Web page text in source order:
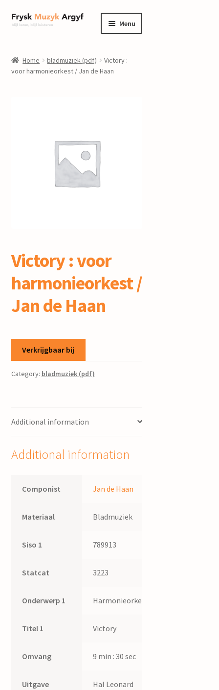
Ga
door
navigatie
Ga
naar
inhoud
Menu
informatie
Home bladmuziek (pdf)
Victory :
voor harmonieorkest / Jan de Haan
Victory : voor
harmonieorkest /
Jan de Haan
Verkrijgbaar bij
Category: bladmuziek (pdf)
Additional information
Additional information
Componist Jan de Haan
Materiaal Bladmuziek
Siso 1 789913
Statcat 3223
Onderwerp 1 Harmonieorkest
Titel 1 Victory
Omvang 9 min : 30 sec
Uitgave Hal Leonard